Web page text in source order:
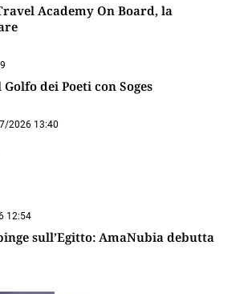
Academy On Board, la
dei Poeti con Soges
2026 13:40
12:54
sull’Egitto: AmaNubia debutta